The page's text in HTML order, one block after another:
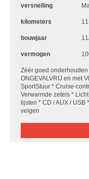
versnelling
kilometers
bouwjaar
vermogen
Zéér goed
ONGEVALVRIJ en met
SportStuur * Cruise-
Verwarmde zetels *
lijsten * CD / AUX /
velgen